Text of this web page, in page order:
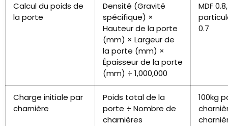
Calcul du poids de
la porte
Densité (Gravité
spécifique) ×
Hauteur de la porte
(mm) × Largeur de
la porte (mm) ×
Épaisseur de la porte
(mm) ÷ 1,000,000
MDF
0.7
Charge initiale par
charnière
Poids total de la
porte ÷ Nombre de
charnières
100kg